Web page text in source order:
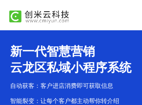
新一代智慧营销
云龙区私域小程序系统
自动获客：客户进店消费即可获取信息
智能裂变：让每个客户都主动帮你转介绍